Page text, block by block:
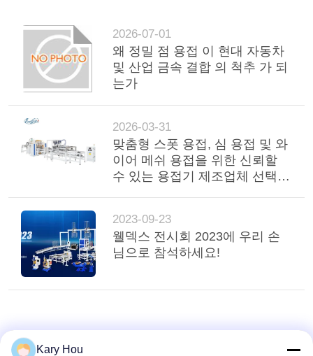
2026-07-01
왜 정밀 점 용접 이 현대 자동차
및 산업 금속 결합 의 척추 가 되
는가
2026-03-31
맞춤형 스폿 용접, 심 용접 및 와
이어 메쉬 용접을 위한 신뢰할
수 있는 용접기 제조업체 선택
2023-09-23
웰덱스 전시회 2023에 우리 손
님으로 참석하세요!
Kary Hou